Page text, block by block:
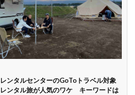
キャンペーン開催
中
長期割引
早割
ンタルセンターのGoToトラベル対象
ンタル旅が人気のワケ キーワードは